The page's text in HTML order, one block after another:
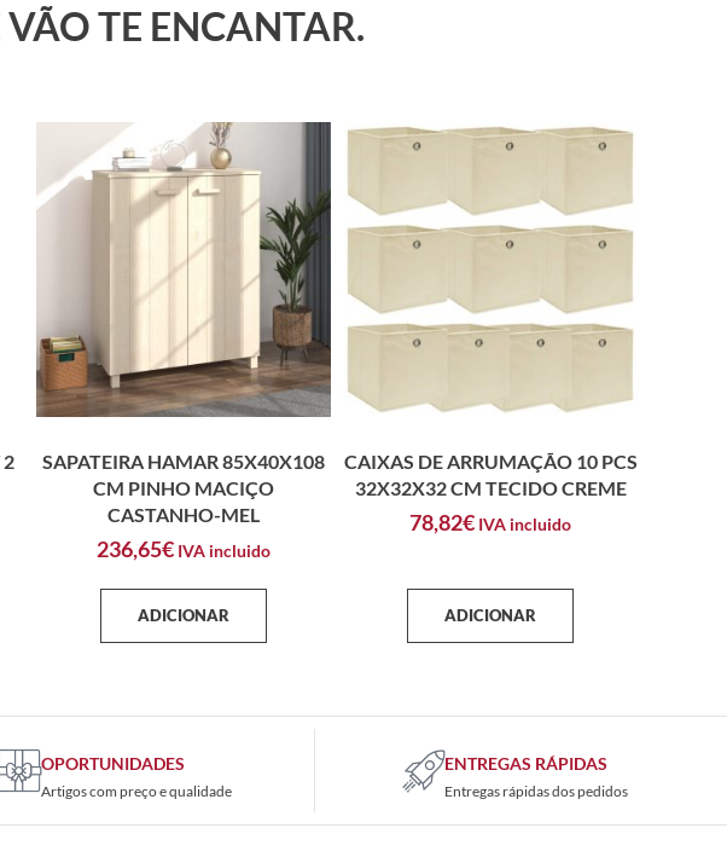
TE ENCANTAR.
2
SAPATEIRA HAMAR 85X40X108
CM PINHO MACIÇO
CASTANHO-MEL
236,65€ IVA incluido
ADICIONAR
CAIXAS DE ARRUMAÇÃO 10 PCS
32X32X32 CM TECIDO CREME
78,82€ IVA incluido
ADICIONAR
OPORTUNIDADES
Artigos com preço e qualidade
ENTREGAS RÁPIDAS
Entregas rápidas dos pedidos